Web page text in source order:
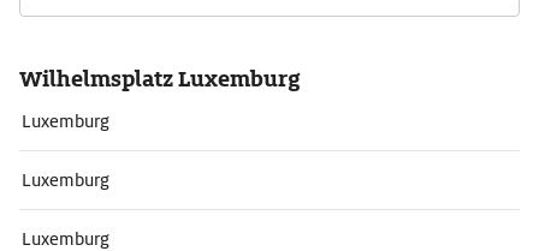
Wilhelmsplatz Luxemburg
Luxemburg
Luxemburg
Luxemburg